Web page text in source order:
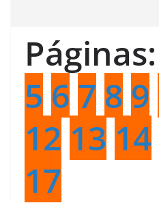
Páginas:
5 6 7 8 9
12 13 14
17